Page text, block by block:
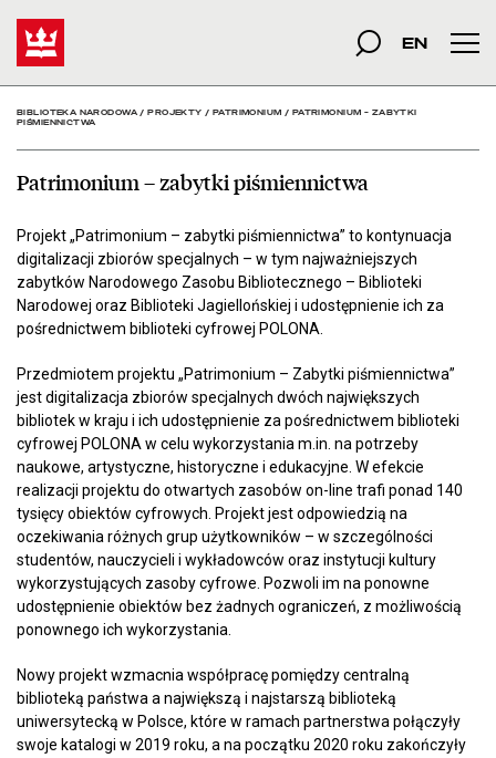
Patrimonium – zabytki
szukana fraza
Szukaj
EN
BIBLIOTEKA NARODOWA/PROJEKTY / PATRIMONIUM / PATRIMONIUM – ZABYTKI
PIŚMIENNICTWA
Patrimonium – zabytki piśmiennictwa
Projekt „Patrimonium – zabytki piśmiennictwa” to kontynuacja
digitalizacji zbiorów specjalnych – w tym najważniejszych
zabytków Narodowego Zasobu Bibliotecznego – Biblioteki
Narodowej oraz Biblioteki Jagiellońskiej i udostępnienie ich za
pośrednictwem biblioteki cyfrowej POLONA.
Przedmiotem projektu „Patrimonium – Zabytki piśmiennictwa”
jest digitalizacja zbiorów specjalnych dwóch największych
bibliotek w kraju i ich udostępnienie za pośrednictwem biblioteki
cyfrowej POLONA w celu wykorzystania m.in. na potrzeby
naukowe, artystyczne, historyczne i edukacyjne. W efekcie
realizacji projektu do otwartych zasobów on-line trafi ponad 140
tysięcy obiektów cyfrowych. Projekt jest odpowiedzią na
oczekiwania różnych grup użytkowników – w szczególności
studentów, nauczycieli i wykładowców oraz instytucji kultury
wykorzystujących zasoby cyfrowe. Pozwoli im na ponowne
udostępnienie obiektów bez żadnych ograniczeń, z możliwością
ponownego ich wykorzystania.
Nowy projekt wzmacnia współpracę pomiędzy centralną
biblioteką państwa a największą i najstarszą biblioteką
uniwersytecką w Polsce, które w ramach partnerstwa połączyły
swoje katalogi w 2019 roku, a na początku 2020 roku zakończyły